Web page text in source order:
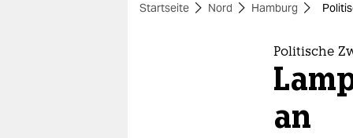
themen
Startseite Nord Hamburg
Politische
an